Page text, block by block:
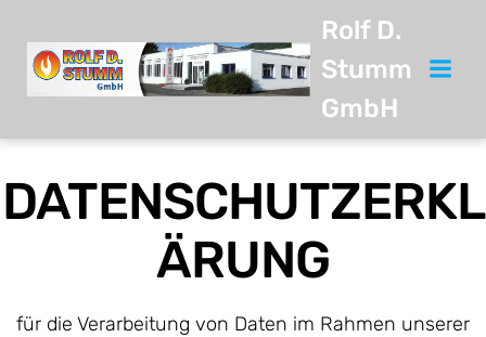
Inhalt
springen
Rolf D.
Stumm
GmbH
DATENSCHUTZERKL
ÄRUNG
für die Verarbeitung von Daten im Rahmen unserer